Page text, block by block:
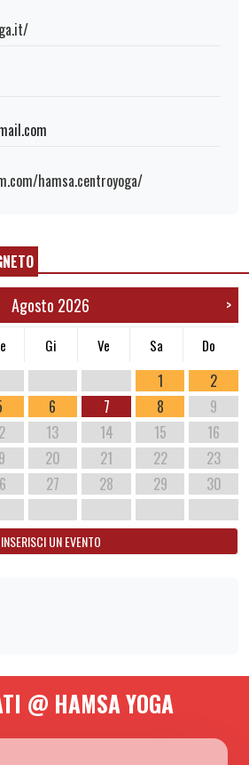
hamsa.centroyoga/
Agosto 2026 >
Gi Ve Sa Do
1
2
6 7 8
9
13 14 15
16
20 21 22
23
27 28 29
30
INSERISCI UN EVENTO
@ HAMSA YOGA